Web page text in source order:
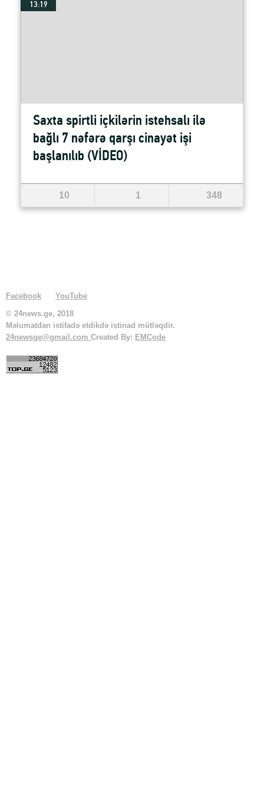
13:19
Saxta spirtli içkilərin istehsalı ilə
bağlı 7 nəfərə qarşı cinayət işi
başlanılıb (VİDEO)
10 1 348
Facebook YouTube
© 24news.ge, 2018
Məlumatdan istifadə etdikdə istinad mütləqdir.
24newsge@gmail.com Created By: EMCode